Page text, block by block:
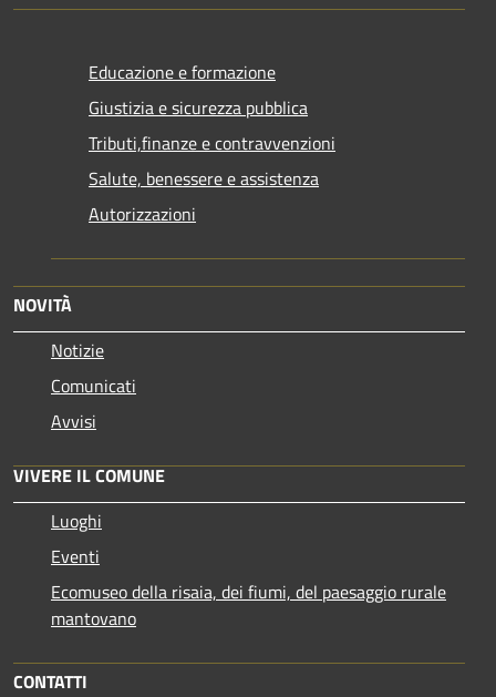
Educazione e formazione
Giustizia e sicurezza pubblica
Tributi,finanze e contravvenzioni
Salute, benessere e assistenza
Autorizzazioni
NOVITÀ
Notizie
Comunicati
Avvisi
VIVERE IL COMUNE
Luoghi
Eventi
Ecomuseo della risaia, dei fiumi, del paesaggio rurale
mantovano
CONTATTI